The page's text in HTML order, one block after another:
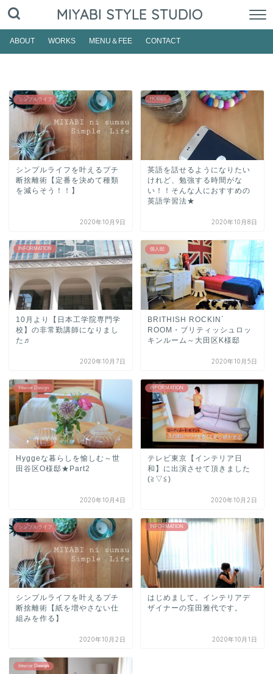
MIYABI STYLE STUDIO
ABOUT WORKS MENU＆FEE CONTACT
シンプルライフ
シンプルライフを叶えるプチ
断捨離術【定番を決めて種類
を減らそう！！】
2020年10月9日
HOBBY
英語を話せるようになりたい
けれど、勉強する時間がな
い！！そんな人におすすめの
英語学習法★
2020年10月8日
INFORMATION
10月より【日本工学院専門学
校】の非常勤講師になりまし
た♬
2020年10月7日
個人邸
BRITHISH ROCKIN`
ROOM・ブリティッシュロッ
キンルーム～大田区K様邸
2020年10月5日
Interior Design
Hyggeな暮らしを愉しむ～世
田谷区O様邸★Part2
2020年10月4日
INFORMATION
テレビ東京【インテリア日
和】に出演させて頂きました
(≧▽≦)
2020年10月2日
シンプルライフ
シンプルライフを叶えるプチ
断捨離術【紙を増やさない仕
組みを作る】
2020年10月2日
INFORMATION
はじめまして。インテリアデ
ザイナーの窪田雅代です。
2020年10月1日
Interior Design